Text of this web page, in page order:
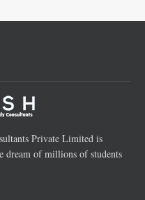
Private Limited is
dream of millions of students